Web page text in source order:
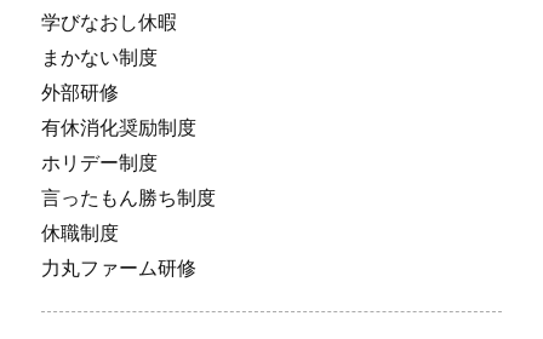
学びなおし休暇
まかない制度
外部研修
有休消化奨励制度
ホリデー制度
言ったもん勝ち制度
休職制度
力丸ファーム研修